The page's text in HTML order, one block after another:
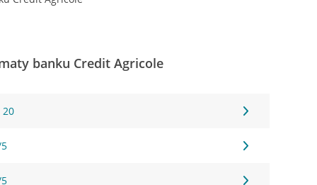
banku Credit Agricole
20